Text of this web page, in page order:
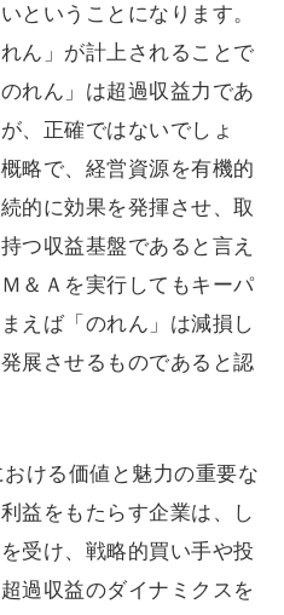
ということになります。
ん」が計上されることで
れん」は超過収益力であ
、正確ではないでしょ
略で、経営資源を有機的
的に効果を発揮させ、取
つ収益基盤であると言え
＆Ａを実行してもキーパ
えば「のれん」は減損し
展させるものであると認
ける価値と魅力の重要な
益をもたらす企業は、し
受け、戦略的買い手や投
過収益のダイナミクスを